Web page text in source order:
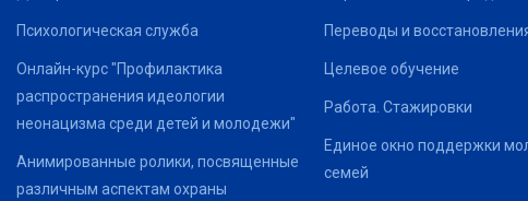
Психологическая служба
Онлайн-курс "Профилактика
распространения идеологии
неонацизма среди детей и молодежи"
Анимированные ролики, посвященные
различным аспектам охраны
Переводы и
Целевое обучение
Работа. Стажировки
Единое окно поддержки
семей